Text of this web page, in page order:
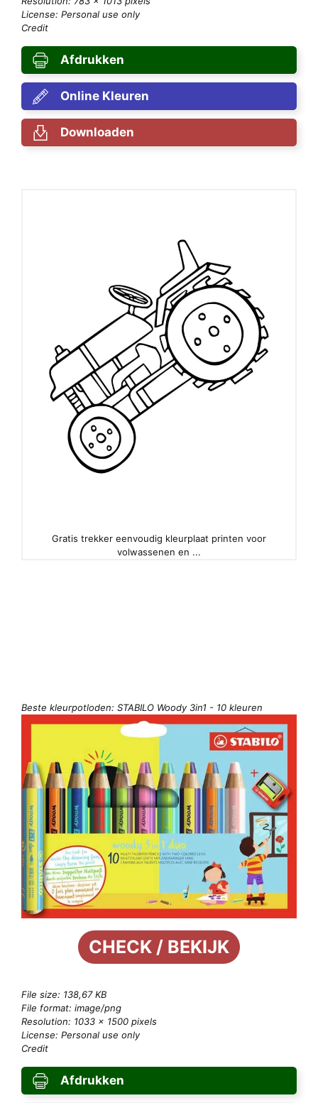
License: Personal use only
Credit
Afdrukken
Online Kleuren
Downloaden
Gratis trekker eenvoudig kleurplaat printen voor
volwassenen en ...
Beste kleurpotloden: STABILO Woody 3in1 - 10 kleuren
CHECK / BEKIJK
File size: 138,67 KB
File format: image/png
Resolution: 1033 × 1500 pixels
License: Personal use only
Credit
Afdrukken